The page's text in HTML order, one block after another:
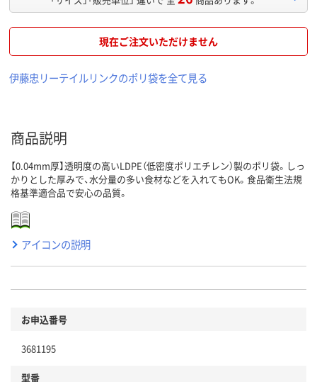
現在ご注文いただけません
伊藤忠リーテイルリンクのポリ袋を全て見る
商品説明
【0.04mm厚】透明度の高いLDPE（低密度ポリエチレン）製のポリ袋。しっ
かりとした厚みで、水分量の多い食材などを入れてもOK。食品衛生法規
格基準適合品で安心の品質。
アイコンの説明
お申込番号
3681195
型番